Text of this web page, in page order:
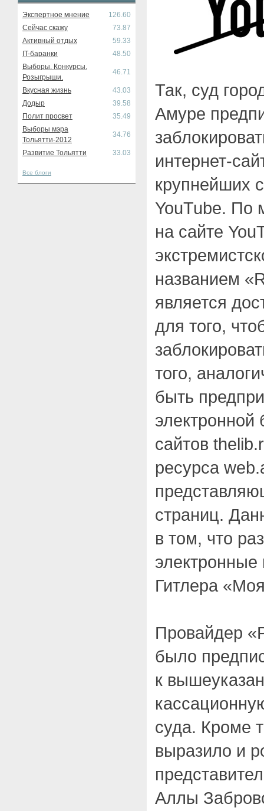
Экспертное мнение
126.60
Сейчас скажу
73.87
Активный отдых
59.33
IT-баранки
48.50
Выборы. Конкурсы.
Розыгрыши.
46.71
Вкусная жизнь
43.03
Додыр
39.58
Полит просвет
35.49
Выборы мэра
Тольятти-2012
34.76
Развитие Тольятти 33.03
Все блоги
Так, суд
Амуре
интернет-
крупнейших
YouTube. По
на сайте
названием
является
для того,
того,
быть
электронной
сайтов
ресурса
страниц.
в том, что
Гитлера
Провайдер
было
к
суда. Кроме
выразило и
Аллы